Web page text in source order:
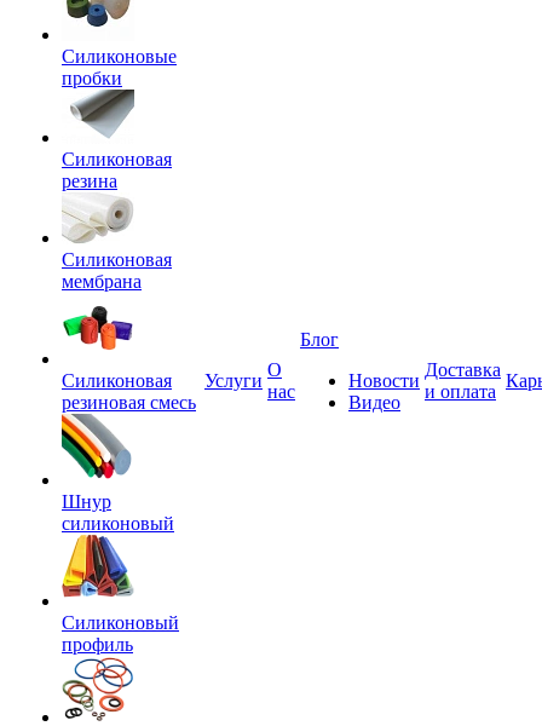
Силиконовые
пробки
Силиконовая
резина
Силиконовая
мембрана
Силиконовая
резиновая смесь
Шнур
силиконовый
Силиконовый
профиль
Услуги
О
нас
Блог
Новости
Видео
Доставка
и оплата